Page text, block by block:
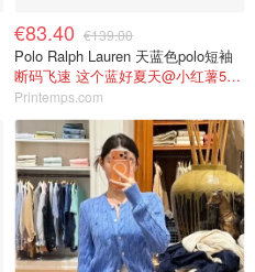
€83.40 €139.00
Polo Ralph Lauren 天蓝色polo短袖
断码飞速 这个蓝好夏天@小红薯5EFC94B8
Printemps.com